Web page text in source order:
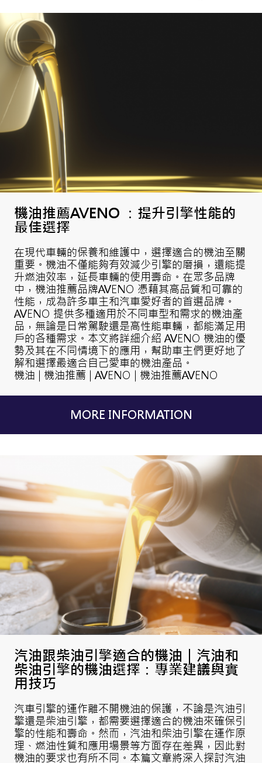
機油推薦AVENO ：提升引擎性能的
最佳選擇
在現代車輛的保養和維護中，選擇適合的機油至關
重要。機油不僅能夠有效減少引擎的磨損，還能提
升燃油效率，延長車輛的使用壽命。在眾多品牌
中，機油推薦品牌AVENO 憑藉其高品質和可靠的
性能，成為許多車主和汽車愛好者的首選品牌。
AVENO 提供多種適用於不同車型和需求的機油產
品，無論是日常駕駛還是高性能車輛，都能滿足用
戶的各種需求。本文將詳細介紹 AVENO 機油的優
勢及其在不同情境下的應用，幫助車主們更好地了
解和選擇最適合自己愛車的機油產品。
機油 | 機油推薦 | AVENO | 機油推薦AVENO
MORE INFORMATION
汽油跟柴油引擎適合的機油｜汽油和
柴油引擎的機油選擇：專業建議與實
用技巧
汽車引擎的運作離不開機油的保護，不論是汽油引
擎還是柴油引擎，都需要選擇適合的機油來確保引
擎的性能和壽命。然而，汽油和柴油引擎在運作原
理、燃油性質和應用場景等方面存在差異，因此對
機油的要求也有所不同。本篇文章將深入探討汽油